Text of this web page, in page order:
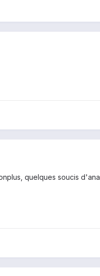
quelques soucis